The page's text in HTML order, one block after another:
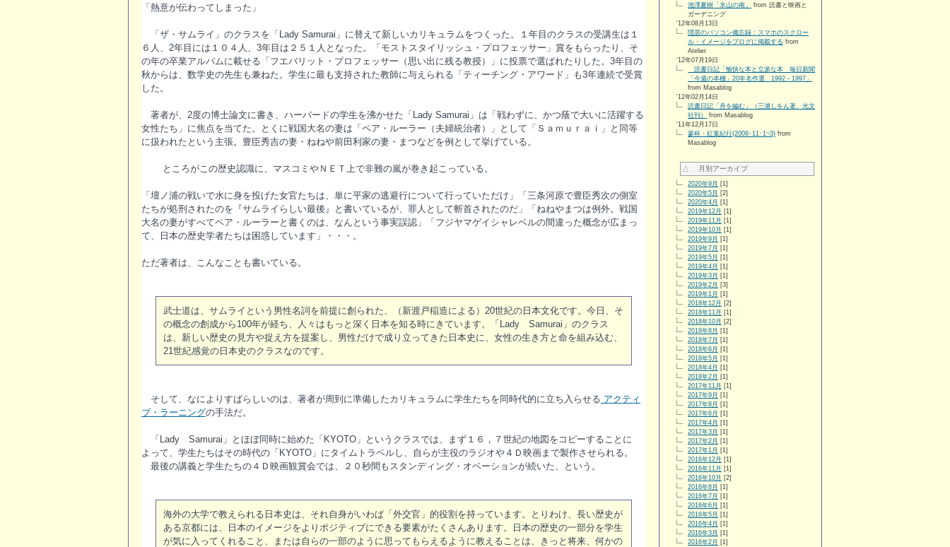
「熱意が伝わってしまった」
「ザ・サムライ」のクラスを「Lady Samurai」に替えて新しいカリキュラムをつくった。１年目のクラスの受講生は１
６人、2年目には１０４人、3年目は２５１人となった。「モストスタイリッシュ・プロフェッサー」賞をもらったり、そ
の年の卒業アルバムに載せる「フエバリット・プロフェッサー（思い出に残る教授）」に投票で選ばれたりした。3年目の
秋からは、数学史の先生も兼ねた。学生に最も支持された教師に与えられる「ティーチング・アワード」も3年連続で受賞
した。
著者が、2度の博士論文に書き、ハーバードの学生を沸かせた「Lady Samurai」は「戦わずに、かつ蔭で大いに活躍する
女性たち」に焦点を当てた。とくに戦国大名の妻は「ペア・ルーラー（夫婦統治者）」として「Ｓａｍｕｒａｉ」と同等
に扱われたという主張。豊臣秀吉の妻・ねねや前田利家の妻・まつなどを例として挙げている。
ところがこの歴史認識に、マスコミやＮＥＴ上で非難の嵐が巻き起こっている。
「壇ノ浦の戦いで水に身を投げた女官たちは、単に平家の逃避行について行っていただけ」「三条河原で豊臣秀次の側室
たちが処刑されたのを『サムライらしい最後』と書いているが、罪人として斬首されたのだ」「ねねやまつは例外。戦国
大名の妻がすべてペア・ルーラーと書くのは、なんという事実誤認」「フジヤマゲイシャレベルの間違った概念が広まっ
て、日本の歴史学者たちは困惑しています」・・・。
ただ著者は、こんなことも書いている。
武士道は、サムライという男性名詞を前提に創られた、（新渡戸稲造による）20世紀の日本文化です。今日、そ
の概念の創成から100年が経ち、人々はもっと深く日本を知る時にきています。「Lady Samurai」のクラス
は、新しい歴史の見方や捉え方を提案し、男性だけで成り立ってきた日本史に、女性の生き方と命を組み込む、
21世紀感覚の日本史のクラスなのです。
そして、なによりすばらしいのは、著者が周到に準備したカリキュラムに学生たちを同時代的に立ち入らせる アクティ
ブ・ラーニングの手法だ。
「Lady Samurai」とほぼ同時に始めた「KYOTO」というクラスでは、まず１６，７世紀の地図をコピーすることに
よって、学生たちはその時代の「KYOTO」にタイムトラベルし、自らが主役のラジオや４Ｄ映画まで製作させられる。
最後の講義と学生たちの４Ｄ映画観賞会では、２０秒間もスタンディング・オベーションが続いた、という。
海外の大学で教えられる日本史は、それ自身がいわば「外交官」的役割を持っています。とりわけ、長い歴史が
ある京都には、日本のイメージをよりポジティブにできる要素がたくさんあります。日本の歴史の一部分を学生
が気に入ってくれること、または自らの一部のように思ってもらえるように教えることは、きっと将来、何かの
池澤夏樹「氷山の南」
from 読書と映画と
ガーデニング
'12年08月13日
隠居のパソコン備忘録：スマホのスクロー
ル・イメージをブログに掲載する from
Atelier
'12年07月19日
読書日記「愉快な本と立派な本 毎日新聞
「今週の本棚」20年名作選 1992－1997」
from Masablog
'12年02月14日
読書日記「舟を編む」（三浦しをん著、光文
社刊）
from Masablog
'11年12月17日
蓼科・紅葉紀行(2008･11･1~3) from
Masablog
△ 月別アーカイブ
2020年9月 [1]
2020年5月 [2]
2020年4月 [1]
2019年12月 [1]
2019年11月 [1]
2019年10月 [1]
2019年9月 [1]
2019年7月 [1]
2019年5月 [1]
2019年4月 [1]
2019年3月 [1]
2019年2月 [3]
2019年1月 [1]
2018年12月 [2]
2018年11月 [1]
2018年10月 [2]
2018年8月 [1]
2018年7月 [1]
2018年6月 [1]
2018年5月 [1]
2018年4月 [1]
2018年2月 [1]
2017年11月 [1]
2017年9月 [1]
2017年8月 [1]
2017年6月 [1]
2017年4月 [1]
2017年3月 [1]
2017年2月 [1]
2017年1月 [1]
2016年12月 [1]
2016年11月 [1]
2016年10月 [2]
2016年8月 [1]
2016年7月 [1]
2016年6月 [1]
2016年5月 [1]
2016年4月 [1]
2016年3月 [1]
2016年2月 [1]